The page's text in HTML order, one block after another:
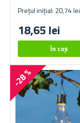
Prețul inițial: 20,74 lei
18,65 lei
-28 %